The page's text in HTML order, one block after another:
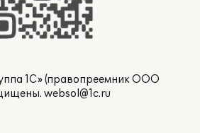
1С» (правопреемник ООО
websol@1c.ru